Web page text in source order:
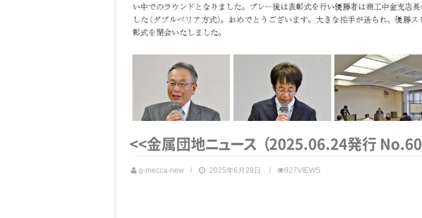
<<金属団地ニュース（2025.06.24発行 No.60
g-mecca-new 2025年6月29日 927VIEWS